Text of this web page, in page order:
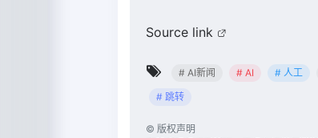
Source link
# AI新闻 # AI # 人工
# 跳转
© 版权声明